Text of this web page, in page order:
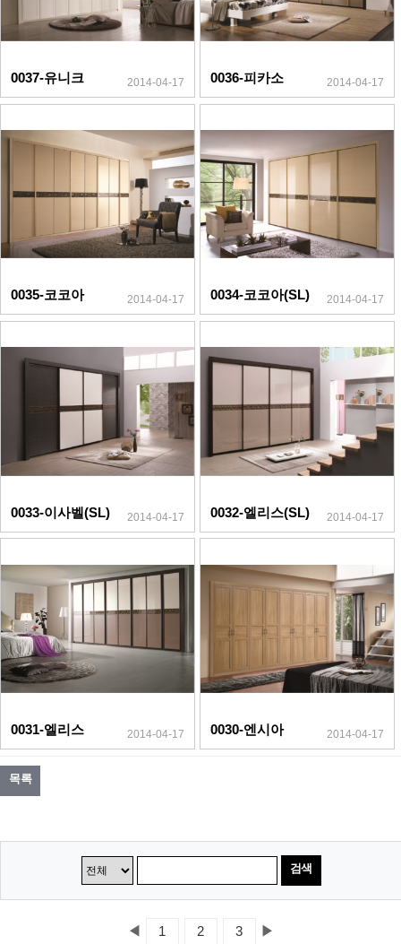
0037-유니크 2014-04-17 0036-피카소 2014-04-17
0035-코코아 2014-04-17 0034-코코아(SL) 2014-04-17
0033-이사벨(SL) 2014-04-17 0032-엘리스(SL) 2014-04-17
0031-엘리스 2014-04-17 0030-엔시아 2014-04-17
목록
검색
◀ 1 2 3 ▶